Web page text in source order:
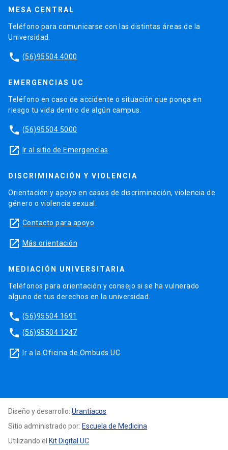
MESA CENTRAL
Teléfono para comunicarse con las distintas áreas de la
Universidad.
phone (56)95504 4000
EMERGENCIAS UC
Teléfono en caso de accidente o situación que ponga en
riesgo tu vida dentro de algún campus.
phone (56)95504 5000
launch Ir al sitio de Emergencias
DISCRIMINACIÓN Y VIOLENCIA
Orientación y apoyo en casos de discriminación, violencia de
género o violencia sexual.
launch Contacto para apoyo
launch Más orientación
MEDIACIÓN UNIVERSITARIA
Teléfonos para orientación y consejo si se ha vulnerado
alguno de tus derechos en la universidad.
phone (56)95504 1691
phone (56)95504 1247
launch Ir a la Oficina de Ombuds UC
Diseño y desarrollo: Urantiacos
Sitio administrado por: Escuela de Medicina
Utilizando el Kit Digital UC